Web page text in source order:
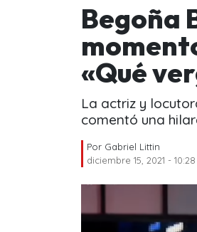
Begoña
«Qué
La actriz y
comentó una
Por Gabriel Littin
diciembre 15, 2021 -